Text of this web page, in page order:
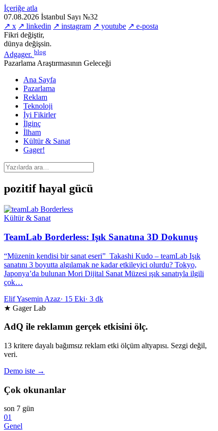
İçeriğe atla
07.08.2026 İstanbul Sayı №32
↗ x ↗ linkedin ↗ instagram ↗ youtube ↗ e-posta
Fikri değiştir,
dünya değişsin.
Adgager. blog
Pazarlama Araştırmasının Geleceği
Ana Sayfa
Pazarlama
Reklam
Teknoloji
İyi Fikirler
İlginç
İlham
Kültür & Sanat
Gager!
pozitif hayal gücü
Kültür & Sanat
TeamLab Borderless: Işık Sanatına 3D Dokunuş
“Müzenin kendisi bir sanat eseri” Takashi Kudo – teamLab Işık
sanatını 3 boyutta algılamak ne kadar etkileyici olurdu? Tokyo,
Japonya’da bulunan Mori Dijital Sanat Müzesi ışık sanatıyla ilgili
çok…
Elif Yasemin Azaz· 15 Eki· 3 dk
★ Gager Lab
AdQ ile reklamın gerçek etkisini ölç.
13 kritere dayalı bağımsız reklam etki ölçüm altyapısı. Sezgi değil,
veri.
Demo iste →
Çok okunanlar
son 7 gün
01
Genel